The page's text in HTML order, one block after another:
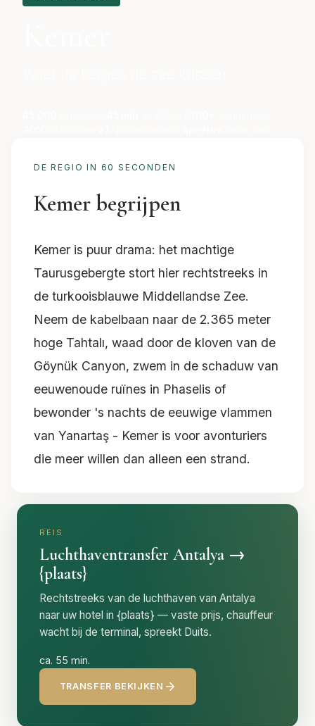
DE REGIO IN 60 SECONDEN
Kemer begrijpen
Kemer is puur drama: het machtige
Taurusgebergte stort hier rechtstreeks in
de turkooisblauwe Middellandse Zee.
Neem de kabelbaan naar de 2.365 meter
hoge Tahtalı, waad door de kloven van de
Göynük Canyon, zwem in de schaduw van
eeuwenoude ruïnes in Phaselis of
bewonder 's nachts de eeuwige vlammen
van Yanartaş - Kemer is voor avonturiers
die meer willen dan alleen een strand.
REIS
Luchthaventransfer Antalya →
{plaats}
Rechtstreeks van de luchthaven van Antalya
naar uw hotel in {plaats} — vaste prijs, chauffeur
wacht bij de terminal, spreekt Duits.
ca. 55 min.
TRANSFER BEKIJKEN